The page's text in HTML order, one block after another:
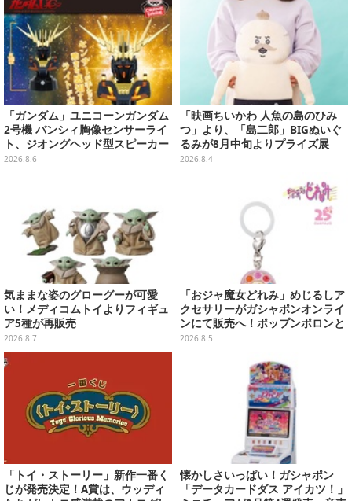
「ガンダム」ユニコーンガンダム
2号機 バンシィ胸像センサーライ
ト、ジオングヘッド型スピーカー
が順次プライズ展開！
2026.8.6
「映画ちいかわ 人魚の島のひみ
つ」より、「島二郎」BIGぬいぐ
るみが8月中旬よりプライズ展
開！“味自慢”のエプロンはポケッ
2026.8.4
気ままな姿のグローグーが可愛
い！メディコムトイよりフィギュ
ア5種が再販売
2026.8.7
「おジャ魔女どれみ」めじるしア
クセサリーがガシャポンオンライ
ンにて販売へ！ポップンポロンと
魔法玉の2連チャームなど全9種
2026.8.5
「トイ・ストーリー」新作一番く
じが発売決定！A賞は、ウッディ
懐かしさいっぱい！ガシャポン
「データカードダス アイカツ！」